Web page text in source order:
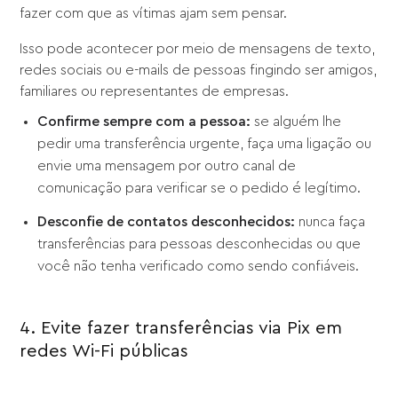
fazer com que as vítimas ajam sem pensar.
Isso pode acontecer por meio de mensagens de texto,
redes sociais ou e-mails de pessoas fingindo ser amigos,
familiares ou representantes de empresas.
Confirme sempre com a pessoa: se alguém lhe
pedir uma transferência urgente, faça uma ligação ou
envie uma mensagem por outro canal de
comunicação para verificar se o pedido é legítimo.
Desconfie de contatos desconhecidos: nunca faça
transferências para pessoas desconhecidas ou que
você não tenha verificado como sendo confiáveis.
4. Evite fazer transferências via Pix em
redes Wi-Fi públicas